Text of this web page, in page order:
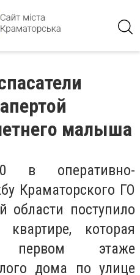
малыша
в оперативно-
Краматорского ГО
поступило
которая
первом этаже
дома по улице